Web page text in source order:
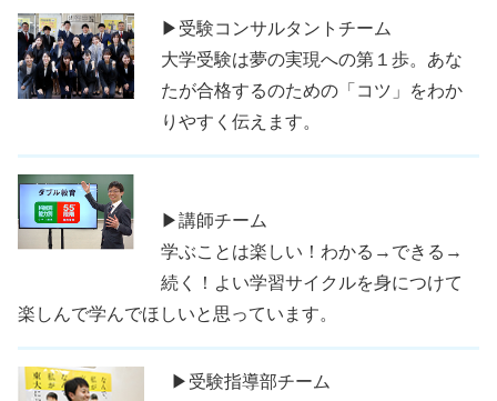
▶受験コンサルタントチーム
大学受験は夢の実現への第１歩。あな
たが合格するのための「コツ」をわか
りやすく伝えます。
▶講師チーム
学ぶことは楽しい！わかる→できる→
続く！よい学習サイクルを身につけて
楽しんで学んでほしいと思っています。
▶受験指導部チーム